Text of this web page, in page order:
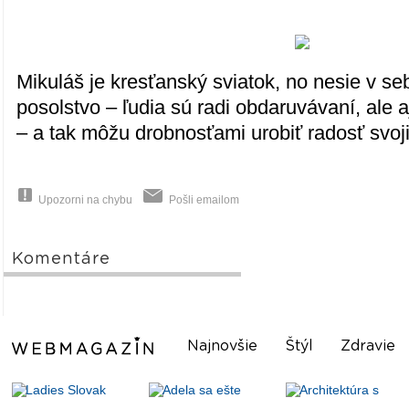
Mikuláš je kresťanský sviatok, no nesie v
posolstvo – ľudia sú radi obdaruvávaní, ale
– a tak môžu drobnosťami urobiť radosť
Upozorni na chybu Pošli emailom
Komentáre
Najnovšie Štýl Zdravie